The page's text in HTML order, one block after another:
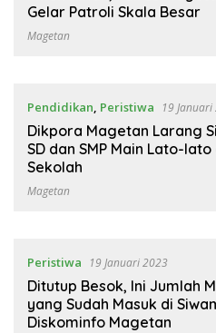
Gelar Patroli Skala Besar
Magetan
Pendidikan, Peristiwa 19
Dikpora Magetan Larang
SD dan SMP Main Lato-lato
Sekolah
Magetan
Peristiwa 19 Januari 2023
Ditutup Besok, Ini Jumlah
yang Sudah Masuk di
Diskominfo Magetan